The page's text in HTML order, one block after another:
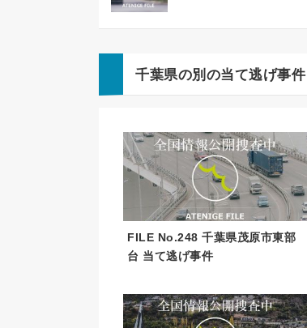
千葉県の別の当て逃げ事件
FILE No.248 千葉県茂原市東部
台 当て逃げ事件